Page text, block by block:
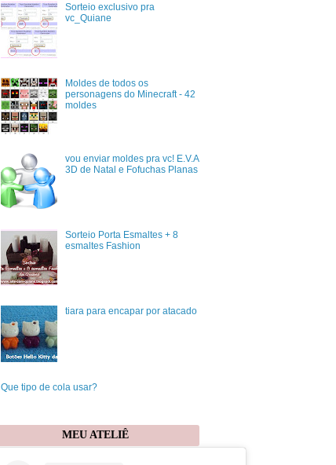
Sorteio exclusivo pra
vc_Quiane
Moldes de todos os
personagens do Minecraft - 42
moldes
vou enviar moldes pra vc! E.V.A
3D de Natal e Fofuchas Planas
Sorteio Porta Esmaltes + 8
esmaltes Fashion
tiara para encapar por atacado
Que tipo de cola usar?
MEU ATELIÊ